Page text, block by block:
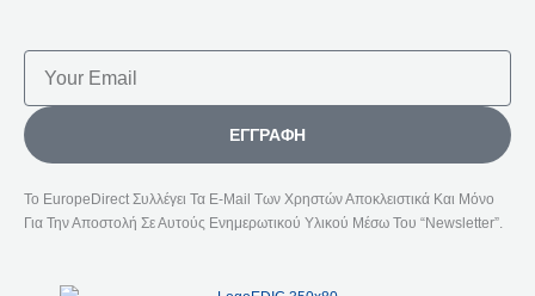
ΕΓΓΡΑΦΉ
Το EuropeDirect Συλλέγει Τα E-Mail Των Χρηστών Αποκλειστικά Και Μόνο
Για Την Αποστολή Σε Αυτούς Ενημερωτικού Υλικού Μέσω Του “Newsletter”.